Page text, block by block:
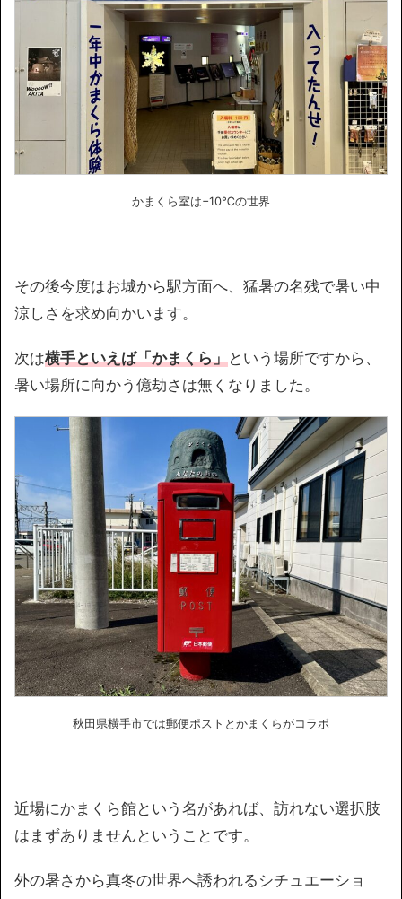
かまくら室は−10℃の世界
その後今度はお城から駅方面へ、猛暑の名残で暑い中
涼しさを求め向かいます。
次は横手といえば「かまくら」という場所ですから、
暑い場所に向かう億劫さは無くなりました。
秋田県横手市では郵便ポストとかまくらがコラボ
近場にかまくら館という名があれば、訪れない選択肢
はまずありませんということです。
外の暑さから真冬の世界へ誘われるシチュエーショ